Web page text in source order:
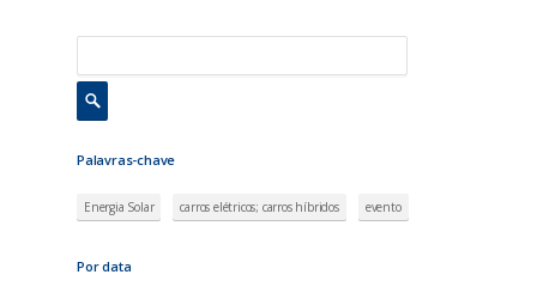
Palavras-chave
Energia Solar carros elétricos; carros híbridos evento
Por data